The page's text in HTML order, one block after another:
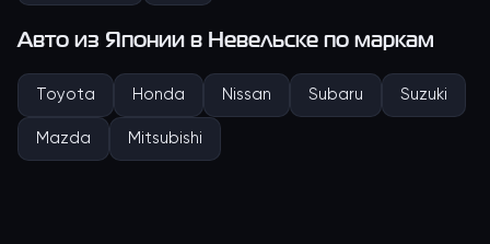
Авто из Япониив Невельскепо маркам
Toyota Honda Nissan Subaru Suzuki
Mazda Mitsubishi